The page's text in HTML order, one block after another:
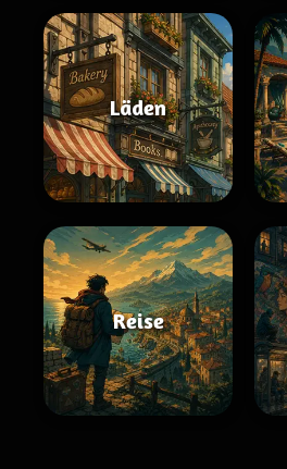
Läden
Reise